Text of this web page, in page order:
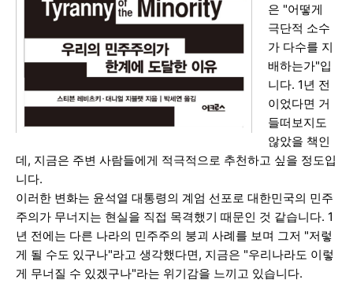
은 "어떻게
극단적 소수
가 다수를 지
배하는가"입
니다. 1년 전
이었다면 거
들떠보지도
않았을 책인
데, 지금은 주변 사람들에게 적극적으로 추천하고 싶을 정도입
니다.
이러한 변화는 윤석열 대통령의 계엄 선포로 대한민국의 민주
주의가 무너지는 현실을 직접 목격했기 때문인 것 같습니다. 1
년 전에는 다른 나라의 민주주의 붕괴 사례를 보며 그저 "저렇
게 될 수도 있구나"라고 생각했다면, 지금은 "우리나라도 이렇
게 무너질 수 있겠구나"라는 위기감을 느끼고 있습니다.